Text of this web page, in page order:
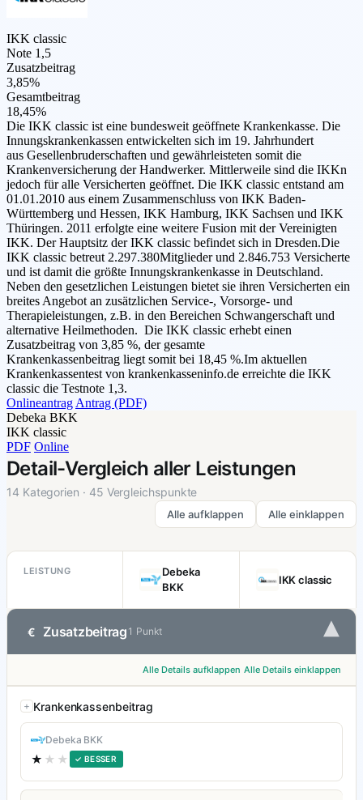
IKK classic
Note 1,5
Zusatzbeitrag
3,85%
Gesamtbeitrag
18,45%
Die IKK classic ist eine bundesweit geöffnete Krankenkasse. Die
Innungskrankenkassen entwickelten sich im 19. Jahrhundert
aus Gesellenbruderschaften und gewährleisteten somit die
Krankenversicherung der Handwerker. Mittlerweile sind die IKKn
jedoch für alle Versicherten geöffnet. Die IKK classic entstand am
01.01.2010 aus einem Zusammenschluss von IKK Baden-
Württemberg und Hessen, IKK Hamburg, IKK Sachsen und IKK
Thüringen. 2011 erfolgte eine weitere Fusion mit der Vereinigten
IKK. Der Hauptsitz der IKK classic befindet sich in Dresden.Die
IKK classic betreut 2.297.380Mitglieder und 2.846.753 Versicherte
und ist damit die größte Innungskrankenkasse in Deutschland.
Neben den gesetzlichen Leistungen bietet sie ihren Versicherten ein
breites Angebot an zusätzlichen Service-, Vorsorge- und
Therapieleistungen, z.B. in den Bereichen Schwangerschaft und
alternative Heilmethoden. Die IKK classic erhebt einen
Zusatzbeitrag von 3,85 %, der gesamte
Krankenkassenbeitrag liegt somit bei 18,45 %.Im aktuellen
Krankenkassentest von krankenkasseninfo.de erreichte die IKK
classic die Testnote 1,3.
Onlineantrag Antrag (PDF)
Debeka BKK
IKK classic
PDF Online
Detail-Vergleich aller Leistungen
14 Kategorien · 45 Vergleichspunkte
Alle aufklappen Alle einklappen
LEISTUNG
Debeka
BKK
IKK classic
€ Zusatzbeitrag 1 Punkt ▾
Alle Details aufklappen Alle Details einklappen
Krankenkassenbeitrag
Debeka BKK
★ ★★ ✓ BESSER